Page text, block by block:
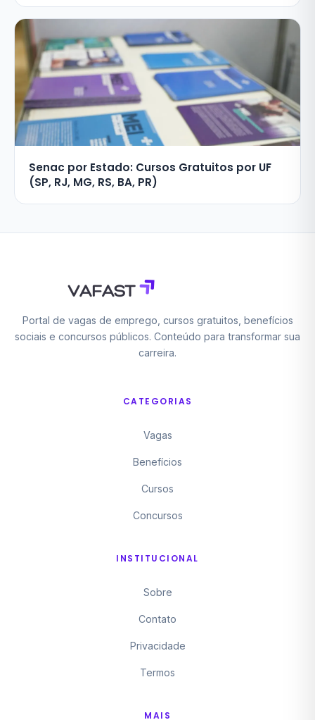
Senac por Estado: Cursos Gratuitos por UF
(SP, RJ, MG, RS, BA, PR)
Portal de vagas de emprego, cursos gratuitos, benefícios
sociais e concursos públicos. Conteúdo para transformar sua
carreira.
CATEGORIAS
Vagas
Benefícios
Cursos
Concursos
INSTITUCIONAL
Sobre
Contato
Privacidade
Termos
MAIS